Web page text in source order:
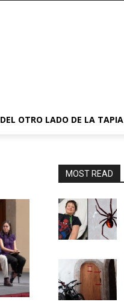
DEL OTRO LADO DE LA TAPIA
MOST READ